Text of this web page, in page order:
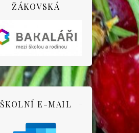
ŽÁKOVSKÁ
ŠKOLNÍ E-MAIL